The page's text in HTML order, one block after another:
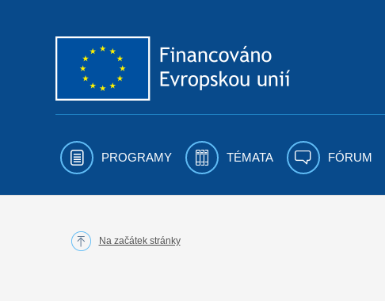
PROGRAMY TÉMATA FÓRUM
Na začátek stránky